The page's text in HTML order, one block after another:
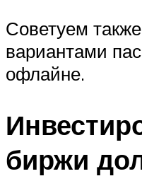
Советуем
вариантами
офлайне.
биржи